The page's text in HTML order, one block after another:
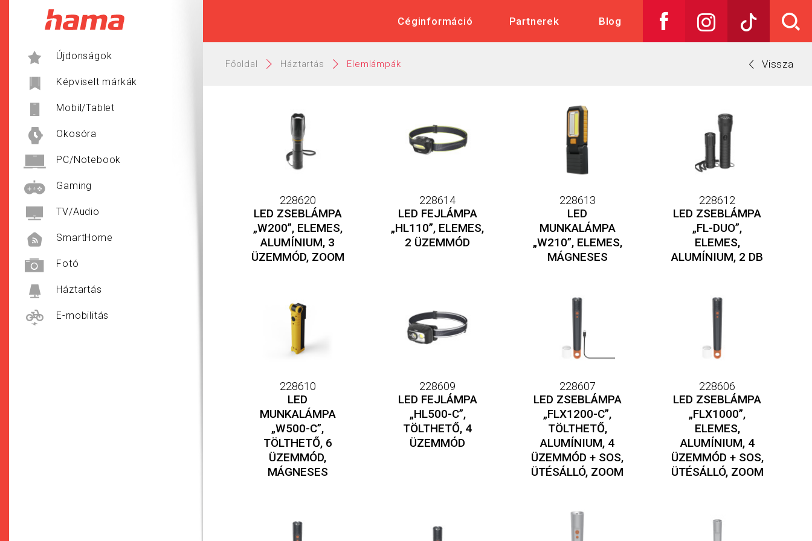
Hama Műszaki és Elektronikai Nagykereskedelem
Újdonságok
Képviselt márkák
Mobil/Tablet
Okosóra
PC/Notebook
Gaming
TV/Audio
SmartHome
Fotó
Háztartás
E-mobilitás
Céginformáció Partnerek Blog
Főoldal Háztartás Elemlámpák Vissza
228620
LED ZSEBLÁMPA
„W200”, ELEMES,
ALUMÍNIUM, 3
ÜZEMMÓD, ZOOM
228614
LED FEJLÁMPA
„HL110”, ELEMES,
2 ÜZEMMÓD
228613
LED
MUNKALÁMPA
„W210”, ELEMES,
MÁGNESES
228612
LED ZSEBLÁMPA
„FL-DUO”,
ELEMES,
ALUMÍNIUM, 2 DB
228610
LED
MUNKALÁMPA
„W500-C”,
TÖLTHETŐ, 6
ÜZEMMÓD,
MÁGNESES
228609
LED FEJLÁMPA
„HL500-C”,
TÖLTHETŐ, 4
ÜZEMMÓD
228607
LED ZSEBLÁMPA
„FLX1200-C”,
TÖLTHETŐ,
ALUMÍNIUM, 4
ÜZEMMÓD + SOS,
ÜTÉSÁLLÓ, ZOOM
228606
LED ZSEBLÁMPA
„FLX1000”,
ELEMES,
ALUMÍNIUM, 4
ÜZEMMÓD + SOS,
ÜTÉSÁLLÓ, ZOOM